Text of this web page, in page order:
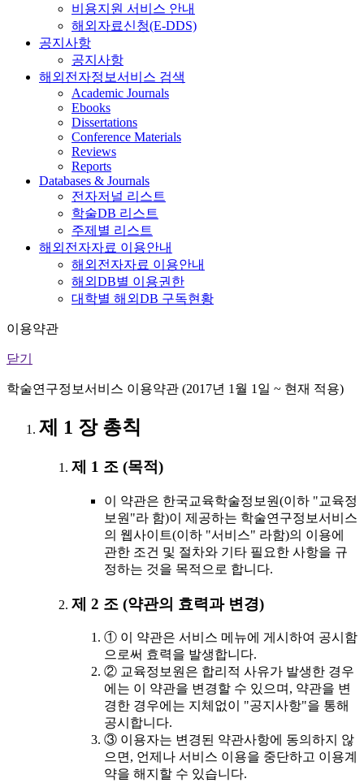
비용지원 서비스 안내
해외자료신청(E-DDS)
공지사항
공지사항
해외전자정보서비스 검색
Academic Journals
Ebooks
Dissertations
Conference Materials
Reviews
Reports
Databases & Journals
전자저널 리스트
학술DB 리스트
주제별 리스트
해외전자자료 이용안내
해외전자자료 이용안내
해외DB별 이용권한
대학별 해외DB 구독현황
이용약관
닫기
학술연구정보서비스 이용약관 (2017년 1월 1일 ~ 현재 적용)
제 1 장 총칙
제 1 조 (목적)
이 약관은 한국교육학술정보원(이하 "교육정
보원"라 함)이 제공하는 학술연구정보서비스
의 웹사이트(이하 "서비스" 라함)의 이용에
관한 조건 및 절차와 기타 필요한 사항을 규
정하는 것을 목적으로 합니다.
제 2 조 (약관의 효력과 변경)
① 이 약관은 서비스 메뉴에 게시하여 공시함
으로써 효력을 발생합니다.
② 교육정보원은 합리적 사유가 발생한 경우
에는 이 약관을 변경할 수 있으며, 약관을 변
경한 경우에는 지체없이 "공지사항"을 통해
공시합니다.
③ 이용자는 변경된 약관사항에 동의하지 않
으면, 언제나 서비스 이용을 중단하고 이용계
약을 해지할 수 있습니다.